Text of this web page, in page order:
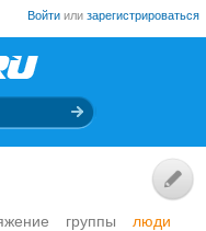
Войти или зарегистрироваться
группы
люди